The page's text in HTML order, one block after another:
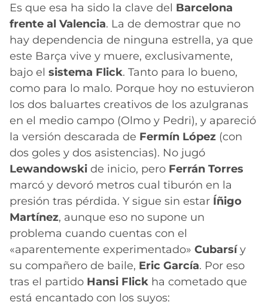
Es que esa ha sido la clave del Barcelona
frente al Valencia. La de demostrar que no
hay dependencia de ninguna estrella, ya que
este Barça vive y muere, exclusivamente,
bajo el sistema Flick. Tanto para lo bueno,
como para lo malo. Porque hoy no estuvieron
los dos baluartes creativos de los azulgranas
en el medio campo (Olmo y Pedri), y apareció
la versión descarada de Fermín López (con
dos goles y dos asistencias). No jugó
Lewandowski de inicio, pero Ferrán Torres
marcó y devoró metros cual tiburón en la
presión tras pérdida. Y sigue sin estar Íñigo
Martínez, aunque eso no supone un
problema cuando cuentas con el
«aparentemente experimentado» Cubarsíy
su compañero de baile, Eric García. Por eso
tras el partido Hansi Flick ha cometado que
está encantado con los suyos: